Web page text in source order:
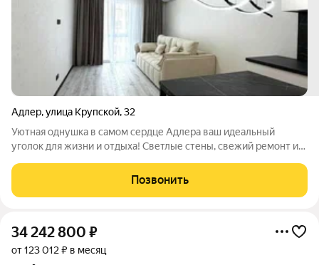
Адлер,улица Крупской,32
Уютная однушка в самом сердце Адлера ваш идеальный
уголок для жизни и отдыха! Светлые стены, свежий ремонт и
окна виды на оживлённый центр и зелёные скверы, а за
дверью вся инфраструктура под
Позвонить
34 242 800 ₽
от 123 012 ₽ в месяц